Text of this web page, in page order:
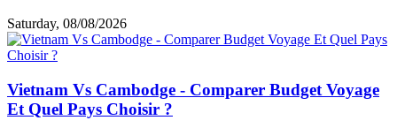
Saturday, 08/08/2026
Vietnam Vs Cambodge - Comparer Budget Voyage
Et Quel Pays Choisir ?